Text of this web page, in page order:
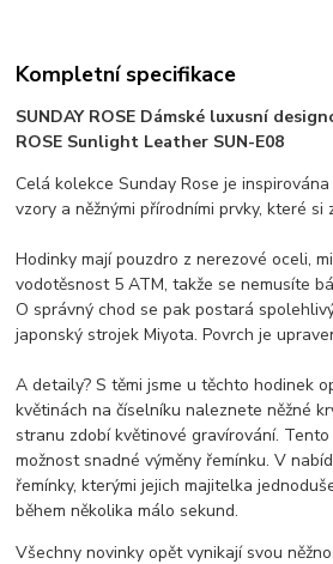
Kompletní specifikace
SUNDAY ROSE Dámské luxusní
ROSE Sunlight Leather SUN-E08
Celá kolekce Sunday Rose je
vzory a něžnými přírodními prvky, které si
Hodinky mají pouzdro z nerezové oceli,
vodotěsnost 5 ATM, takže se nemusíte
O správný chod se pak postará
japonský strojek Miyota. Povrch je
A detaily? S těmi jsme u těchto hodinek
květinách na číselníku naleznete něžné
stranu zdobí květinové gravírování.
možnost snadné výměny řemínku. V
řemínky, kterými jejich majitelka
během několika málo sekund.
Všechny novinky opět vynikají svou